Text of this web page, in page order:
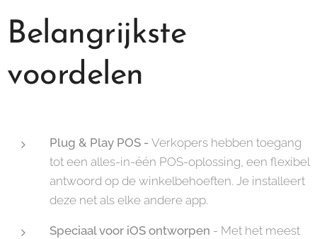
Belangrijkste
voordelen
Plug & Play POS - Verkopers hebben toegang
tot een alles-in-één POS-oplossing, een flexibel
antwoord op de winkelbehoeften. Je installeert
deze net als elke andere app.
Speciaal voor iOS ontworpen - Met het meest